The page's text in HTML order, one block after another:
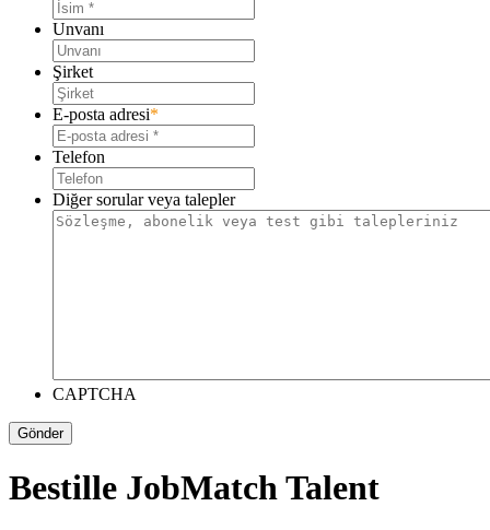
Unvanı
Şirket
E-posta adresi*
Telefon
Diğer sorular veya talepler
CAPTCHA
Bestille JobMatch Talent